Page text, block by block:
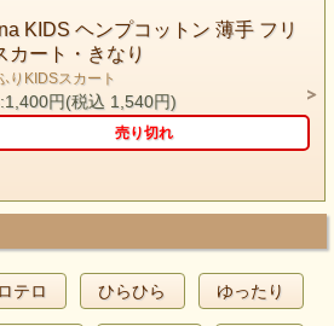
KIDS ヘンプコットン 薄手 フリ
カート・きなり
りKIDSスカート
円(税込 1,540円)
売り切れ
テロ ひらひら ゆったり